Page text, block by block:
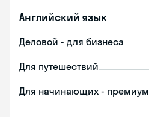
Английский язык
Деловой - для бизнеса
Для путешествий
Для начинающих - премиум